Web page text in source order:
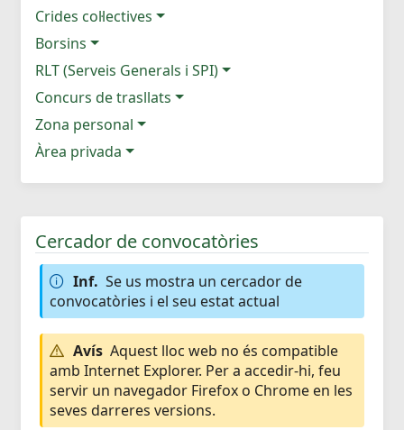
Crides col·lectives
Borsins
RLT (Serveis Generals i SPI)
Concurs de trasllats
Zona personal
Àrea privada
Cercador de convocatòries
Inf. Se us mostra un cercador de
convocatòries i el seu estat actual
Avís Aquest lloc web no és compatible
amb Internet Explorer. Per a accedir-hi, feu
servir un navegador Firefox o Chrome en les
seves darreres versions.